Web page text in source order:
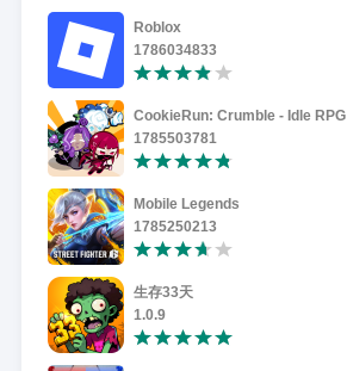
Roblox
1786034833
CookieRun: Crumble - Idle RPG
1785503781
Mobile Legends
1785250213
生存33天
1.0.9